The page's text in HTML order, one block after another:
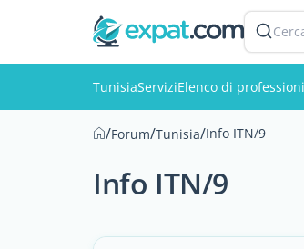
TunisiaServiziElenco di
/Forum/Tunisia/Info ITN/9
Info ITN/9